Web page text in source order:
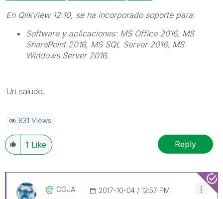
En QlikView12.10, se ha incorporado soporte para:
Software y aplicaciones: MS Office 2016, MS
SharePoint 2016, MS SQL Server 2016, MS
Windows Server 2016.
Un saludo.
831 Views
1 Like Reply
CGJA ‎2017-10-04 12:57 PM